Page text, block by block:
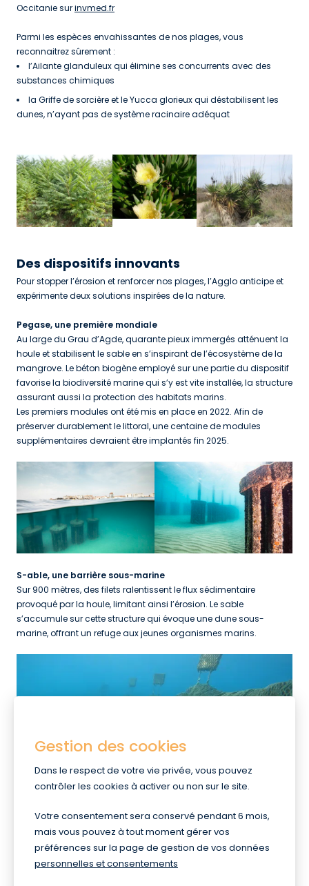
Occitanie surinvmed.fr
Parmi les espèces envahissantes de nos plages, vous
reconnaitrez sûrement :
l’Ailante glanduleux qui élimine ses concurrents avec des
substances chimiques
la Griffe de sorcière et le Yucca glorieux qui déstabilisent les
dunes, n’ayant pas de système racinaire adéquat
Des dispositifs innovants
Pour stopper l’érosion et renforcer nos plages, l’Agglo anticipe et
expérimente deux solutions inspirées de la nature.
Pegase, une première mondiale
Au large du Grau d’Agde, quarante pieux immergés atténuent la
houle et stabilisent le sable en s’inspirant de l’écosystème de la
mangrove. Le béton biogène employé sur une partie du dispositif
favorise la biodiversité marine qui s’y est vite installée, la structure
assurant aussi la protection des habitats marins.
Les premiers modules ont été mis en place en 2022. Afin de
préserver durablement le littoral, une centaine de modules
supplémentaires devraient être implantés fin 2025.
S-able, une barrière sous-marine
Sur 900 mètres, des filets ralentissent le flux sédimentaire
provoqué par la houle, limitant ainsi l’érosion. Le sable
s’accumule sur cette structure qui évoque une dune sous-
marine, offrant un refuge aux jeunes organismes marins.
Toutes les actualités
Gestion des cookies
Dans le respect de votre vie privée, vous pouvez
contrôler les cookies à activer ou non sur le site.
Votre consentement sera conservé pendant 6 mois,
mais vous pouvez à tout moment gérer vos
préférences sur la page de gestion de vos données
personnelles et consentements